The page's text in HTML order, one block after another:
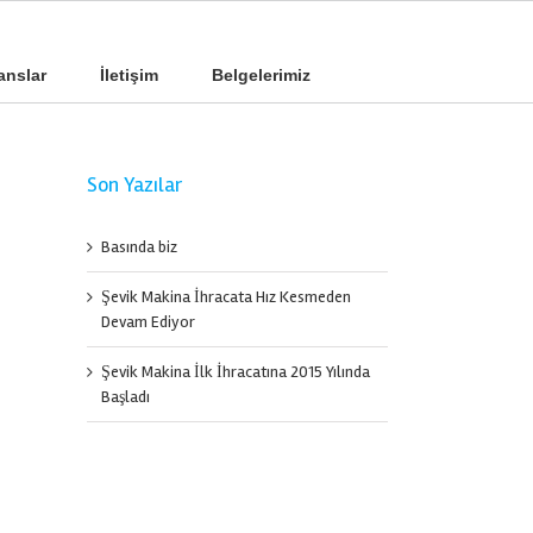
İletişim Belgelerimiz
Son Yazılar
Basında biz
Şevik Makina İhracata Hız Kesmeden
Devam Ediyor
Şevik Makina İlk İhracatına 2015 Yılında
Başladı